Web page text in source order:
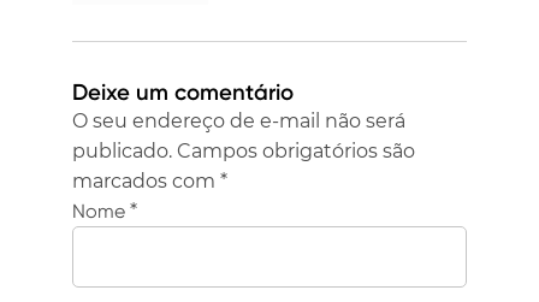
Deixe um comentário
O seu endereço de e-mail não será
publicado. Campos obrigatórios são
marcados com *
Nome *